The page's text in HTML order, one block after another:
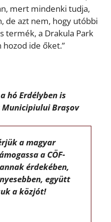
mert mindenki tudja,
de azt nem, hogy utóbbi
termék, a Drakula Park
ide őket.”
hó Erdélyben is
Braşov
a magyar
a CÖF-
érdekében,
együtt
a közjót!